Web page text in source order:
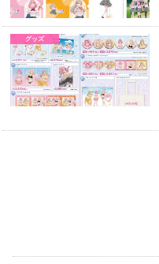
グッズ